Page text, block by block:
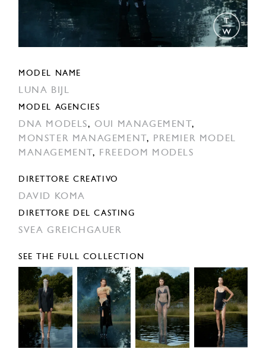
MODEL NAME
LUNA BIJL
MODEL AGENCIES
DNA MODELS,OUI MANAGEMENT ,
MONSTER MANAGEMENT ,
PREMIER MODEL
MANAGEMENT , FREEDOM MODELS
DIRETTORE CREATIVO
DAVID KOMA
DIRETTORE DEL CASTING
SVEA GREICHGAUER
SEE THE FULL COLLECTION